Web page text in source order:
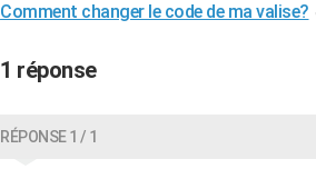
Comment changer le code de ma valise?
1 réponse
RÉPONSE 1 / 1